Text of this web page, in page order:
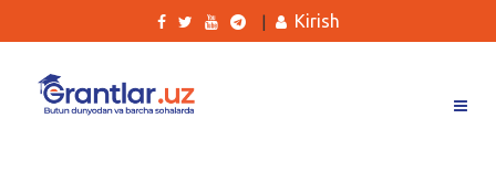
Kirish